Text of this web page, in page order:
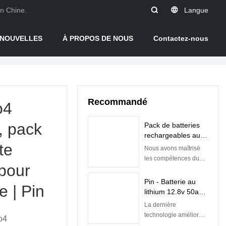
Chine. Langue
NOUVELLES À PROPOS DE NOUS
Contactez-nous
pack
| Pin
Recommandé
Pack de batteries
rechargeables au
lithium-ion Lifepo4
5 kW 10 kW 48 V
Nous avons maîtrisé
les compétences du
fabrication de la
batterie rechargeable
énergie solaire 5kw
10kw Lifepo4 48v
Pin - Batterie au
lithium 12.8v 50ah
Batteries Lifepo4
pour batterie de
La dernière
technologie améliore